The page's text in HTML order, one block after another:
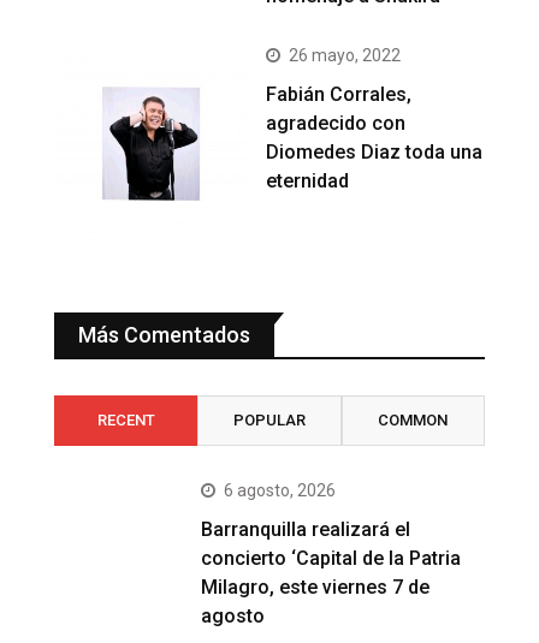
26 mayo, 2022
Fabián Corrales,
agradecido con
Diomedes Diaz toda una
eternidad
Más Comentados
RECENT POPULAR COMMON
6 agosto, 2026
Barranquilla realizará el
concierto ‘Capital de la Patria
Milagro, este viernes 7 de
agosto